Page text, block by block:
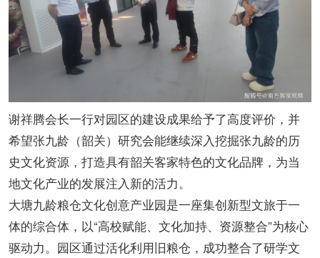
谢祥腾会长一行对园区的建设成果给予了高度评价，并
希望张九龄（韶关）研究会能继续深入挖掘张九龄的历
史文化资源，打造具有韶关客家特色的文化品牌，为当
地文化产业的发展注入新的活力。
大塘九龄粮仓文化创意产业园是一座集创新型文旅于一
体的综合体，以“高校赋能、文化加持、资源整合”为核心
驱动力。园区通过活化利用旧粮仓，成功整合了研学文